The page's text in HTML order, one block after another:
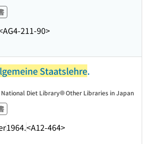
211-90>
Staatslehre.
1964.<A12-464>
National Diet Library Other Libraries in Japan